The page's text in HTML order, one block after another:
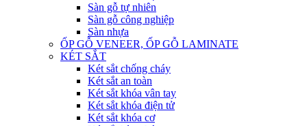
Sàn gỗ tự nhiên
Sàn gỗ công nghiệp
Sàn nhựa
ỐP GỖ VENEER, ỐP GỖ LAMINATE
KÉT SẮT
Két sắt chống cháy
Két sắt an toàn
Két sắt khóa vân tay
Két sắt khóa điện tử
Két sắt khóa cơ